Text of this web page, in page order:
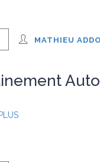
MATHIEU ADDO